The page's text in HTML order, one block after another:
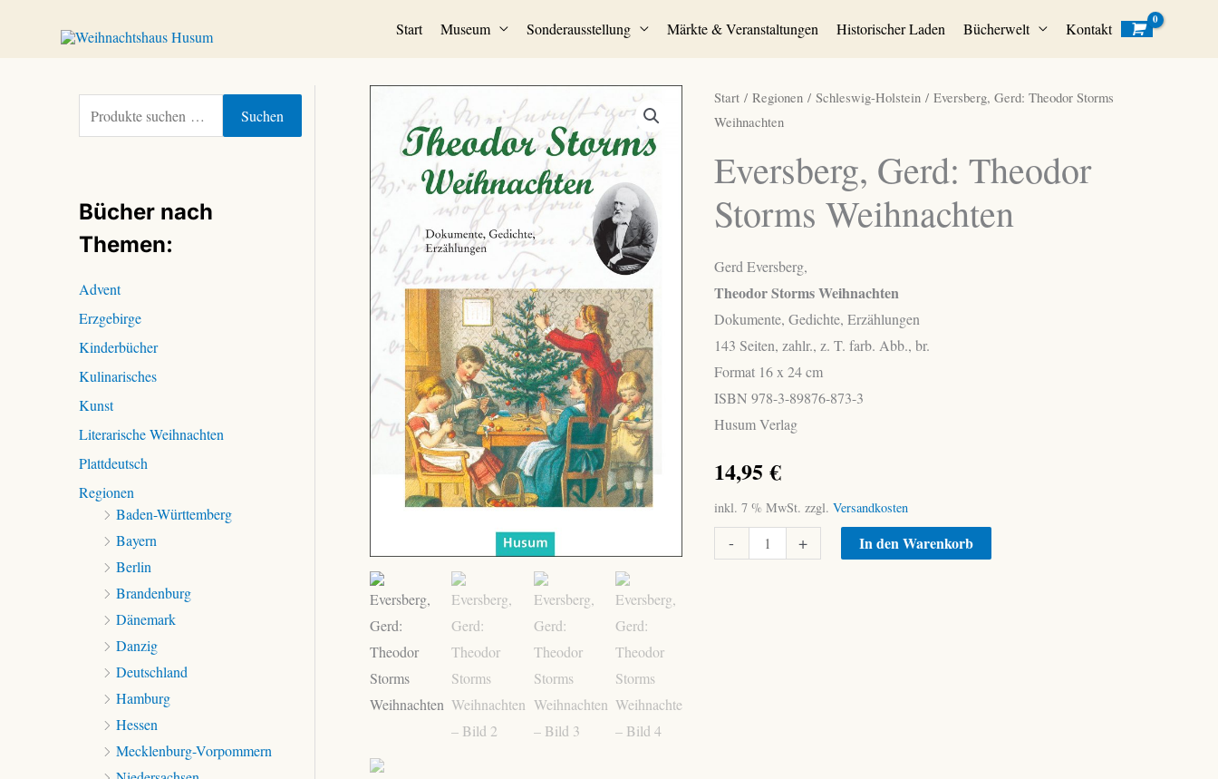
Start Museum Sonderausstellung Märkte & Veranstaltungen Historischer Laden Bücherwelt Kontakt
n
n
h
:
Suchen
Bücher nach
Themen:
Advent
Erzgebirge
Kinderbücher
Kulinarisches
Kunst
Literarische Weihnachten
Plattdeutsch
Regionen
Baden-Württemberg
Bayern
Berlin
Brandenburg
Dänemark
Danzig
Deutschland
Hamburg
Hessen
Mecklenburg-Vorpommern
Start/ Regionen/ Schleswig-Holstein/ Eversberg, Gerd: Theodor Storms
Weihnachten
Eversberg, Gerd: Theodor
Storms Weihnachten
Gerd Eversberg,
Theodor Storms Weihnachten
Dokumente, Gedichte, Erzählungen
143 Seiten, zahlr., z. T. farb. Abb., br.
Format 16 x 24 cm
ISBN 978-3-89876-873-3
Husum Verlag
14,95€
inkl. 7 % MwSt. zzgl. Versandkosten
-
Eversberg,
Gerd:
+ In den Warenkorb